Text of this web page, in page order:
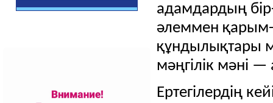
адамдардың
әлеммен қарым-
құндылықтары
мәңгілік мәні
Ертегілердің